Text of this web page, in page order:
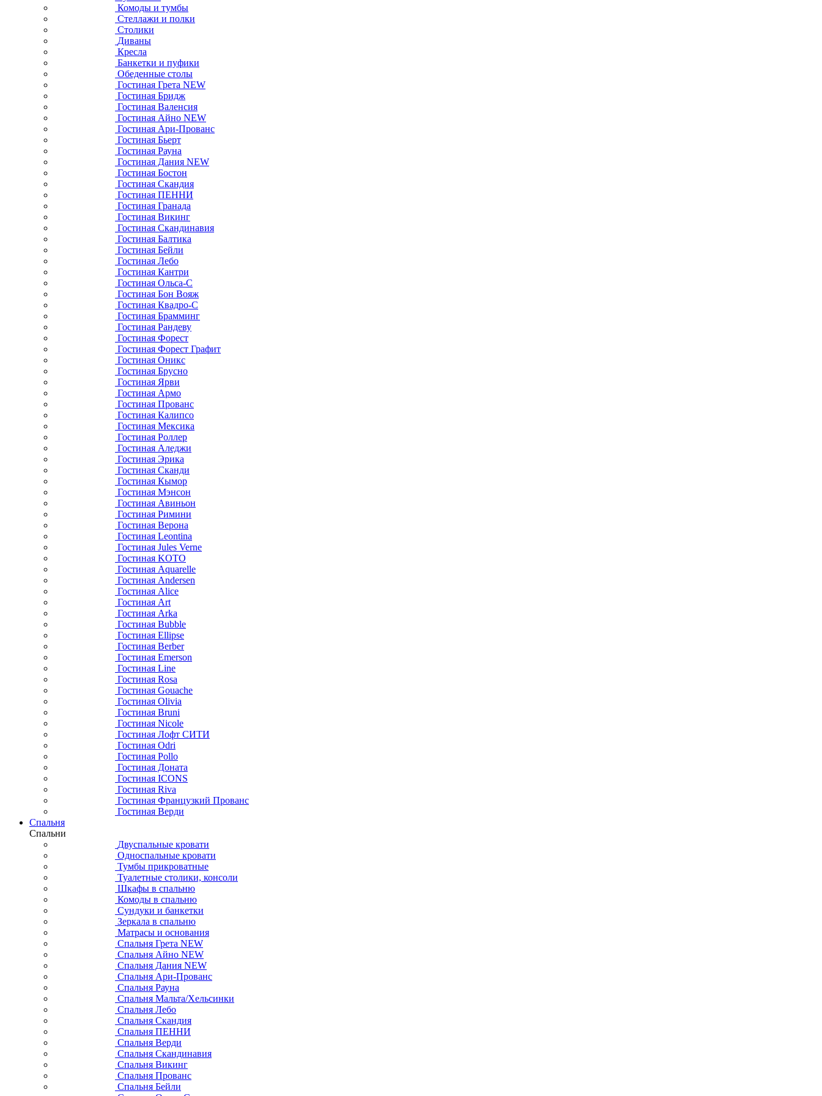
Комоды и тумбы
Стеллажи и полки
Столики
Диваны
Кресла
Банкетки и пуфики
Обеденные столы
Гостиная Грета NEW
Гостиная Бридж
Гостиная Валенсия
Гостиная Айно NEW
Гостиная Ари-Прованс
Гостиная Бьерт
Гостиная Рауна
Гостиная Дания NEW
Гостиная Бостон
Гостиная Скандия
Гостиная ПЕННИ
Гостиная Гранада
Гостиная Викинг
Гостиная Скандинавия
Гостиная Балтика
Гостиная Бейли
Гостиная Лебо
Гостиная Кантри
Гостиная Ольса-С
Гостиная Бон Вояж
Гостиная Квадро-С
Гостиная Брамминг
Гостиная Рандеву
Гостиная Форест
Гостиная Форест Графит
Гостиная Оникс
Гостиная Брусно
Гостиная Ярви
Гостиная Армо
Гостиная Прованс
Гостиная Калипсо
Гостиная Мексика
Гостиная Роллер
Гостиная Аледжи
Гостиная Эрика
Гостиная Сканди
Гостиная Кымор
Гостиная Мэнсон
Гостиная Авиньон
Гостиная Римини
Гостиная Верона
Гостиная Leontina
Гостиная Jules Verne
Гостиная KOTO
Гостиная Aquarelle
Гостиная Andersen
Гостиная Alice
Гостиная Art
Гостиная Arka
Гостиная Bubble
Гостиная Ellipse
Гостиная Berber
Гостиная Emerson
Гостиная Line
Гостиная Rosa
Гостиная Gouache
Гостиная Olivia
Гостиная Bruni
Гостиная Nicole
Гостиная Лофт СИТИ
Гостиная Odri
Гостиная Pollo
Гостиная Доната
Гостиная ICONS
Гостиная Riva
Гостиная Французкий Прованс
Гостиная Верди
Спальня
Спальни
Двуспальные кровати
Односпальные кровати
Тумбы прикроватные
Туалетные столики, консоли
Шкафы в спальню
Комоды в спальню
Сундуки и банкетки
Зеркала в спальню
Матрасы и основания
Спальня Грета NEW
Спальня Айно NEW
Спальня Дания NEW
Спальня Ари-Прованс
Спальня Рауна
Спальня Мальта/Хельсинки
Спальня Лебо
Спальня Скандия
Спальня ПЕННИ
Спальня Верди
Спальня Скандинавия
Спальня Викинг
Спальня Прованс
Спальня Бейли